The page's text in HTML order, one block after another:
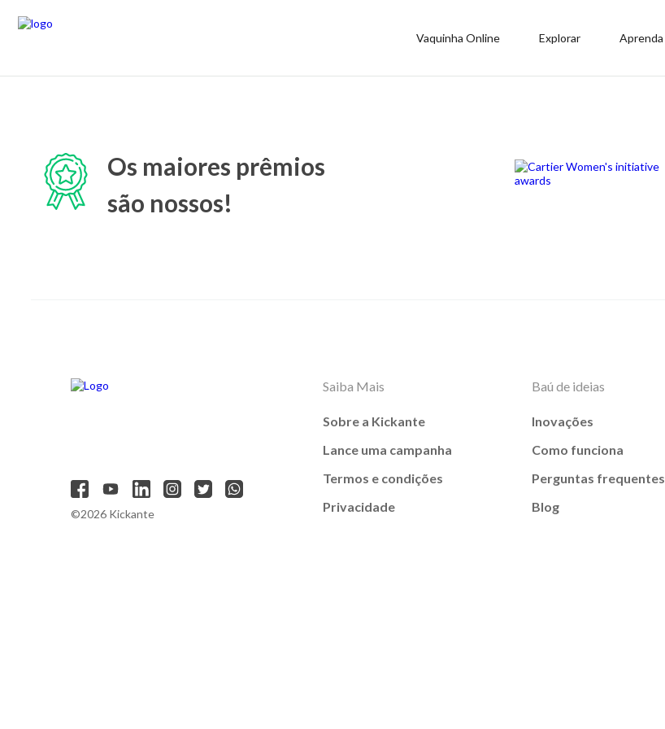
Vaquinha Online Explorar Aprenda
Os maiores prêmios
são nossos!
©2026 Kickante
Saiba Mais
Sobre a Kickante
Lance uma campanha
Termos e condições
Privacidade
Baú de ideias
Inovações
Como funciona
Perguntas frequentes
Blog